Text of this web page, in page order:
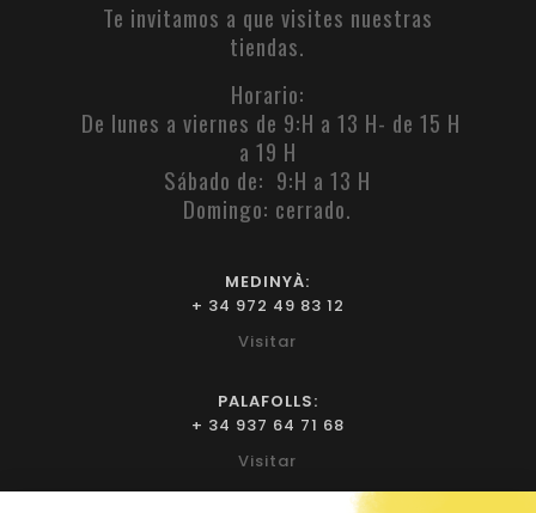
Te invitamos a que visites nuestras
tiendas.
Horario:
De lunes a viernes de 9:H a 13 H- de 15 H
a 19 H
Sábado de: 9:H a 13 H
Domingo: cerrado.
MEDINYÀ:
+ 34 972 49 83 12
Visitar
PALAFOLLS:
+ 34 937 64 71 68
Visitar